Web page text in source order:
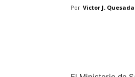
Por Victor J. Quesada